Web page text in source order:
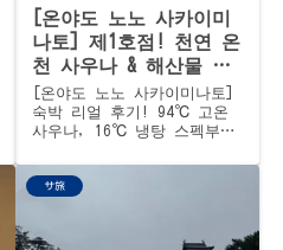
[온야도 노노 사카이미
나토] 제1호점! 천연 온
천 사우나 & 해산물 조
식 뷔페 리얼 후기
[온야도 노노 사카이미나토]
숙박 리얼 후기! 94℃ 고온
사우나, 16℃ 냉탕 스펙부터
외국인 타투 규정까지 철저하
게 분석합니다. 돗토리 요나
サ旅